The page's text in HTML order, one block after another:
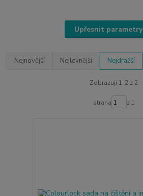
Upřesnit parametry
Nejnovější Nejlevnější Nejdražší
Zobrazuji 1-2 z 2
strana z 1